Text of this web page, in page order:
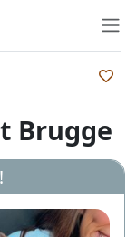
Brugge
!